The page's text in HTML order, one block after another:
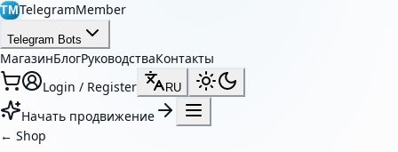
TMTelegramMember
Telegram Bots
МагазинБлогРуководстваКонтакты
Login / Register
RU
Начать продвижение
← Shop